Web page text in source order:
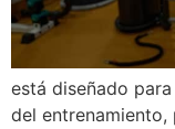
está diseñado
del entrenamiento,
©